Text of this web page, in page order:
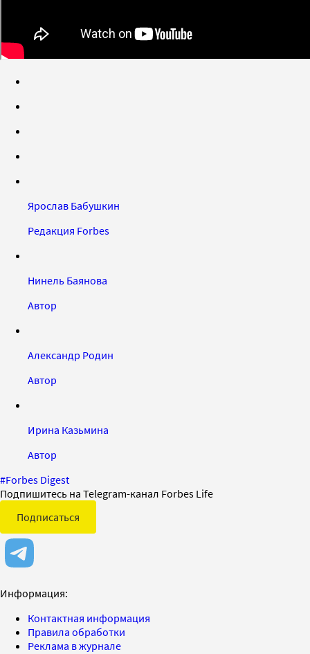
Ярослав Бабушкин
Редакция Forbes
Нинель Баянова
Автор
Александр Родин
Автор
Ирина Казьмина
Автор
#Forbes Digest
Подпишитесь на Telegram-канал Forbes Life
Подписаться
Информация:
Контактная информация
Правила обработки
Реклама в журнале